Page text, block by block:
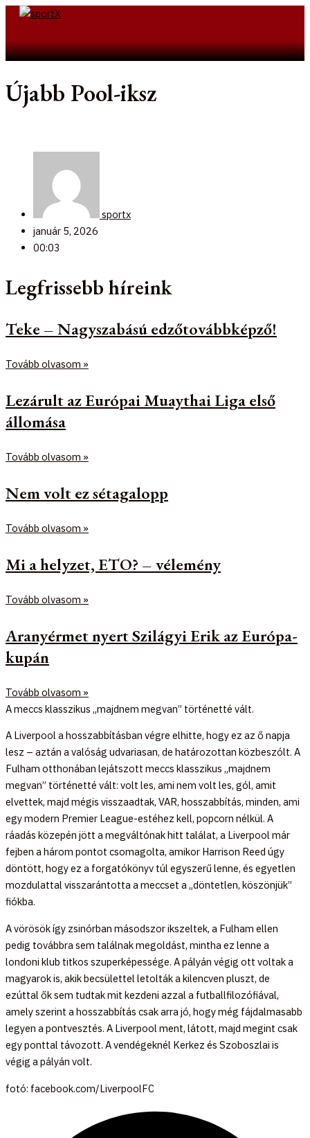
Skip
Újabb Pool-iksz
sportx
január 5, 2026
00:03
Legfrissebb híreink
Teke – Nagyszabású edzőtovábbképző!
Tovább olvasom »
Lezárult az Európai Muaythai Liga első
állomása
Tovább olvasom »
Nem volt ez sétagalopp
Tovább olvasom »
Mi a helyzet, ETO? – vélemény
Tovább olvasom »
Aranyérmet nyert Szilágyi Erik az Európa-
kupán
Tovább olvasom »
A meccs klasszikus „majdnem megvan” történetté vált.
A Liverpool a hosszabbításban végre elhitte, hogy ez az ő napja
lesz – aztán a valóság udvariasan, de határozottan közbeszólt. A
Fulham otthonában lejátszott meccs klasszikus „majdnem
megvan” történetté vált: volt les, ami nem volt les, gól, amit
elvettek, majd mégis visszaadtak, VAR, hosszabbítás, minden, ami
egy modern Premier League-estéhez kell, popcorn nélkül. A
ráadás közepén jött a megváltónak hitt találat, a Liverpool már
fejben a három pontot csomagolta, amikor Harrison Reed úgy
döntött, hogy ez a forgatókönyv túl egyszerű lenne, és egyetlen
mozdulattal visszarántotta a meccset a „döntetlen, köszönjük”
fiókba.
A vörösök így zsinórban másodszor ikszeltek, a Fulham ellen
pedig továbbra sem találnak megoldást, mintha ez lenne a
londoni klub titkos szuperképessége. A pályán végig ott voltak a
magyarok is, akik becsülettel letolták a kilencven pluszt, de
ezúttal ők sem tudtak mit kezdeni azzal a futballfilozófiával,
amely szerint a hosszabbítás csak arra jó, hogy még fájdalmasabb
legyen a pontvesztés. A Liverpool ment, látott, majd megint csak
egy ponttal távozott. A vendégeknél Kerkez és Szoboszlai is
végig a pályán volt.
fotó: facebook.com/LiverpoolFC